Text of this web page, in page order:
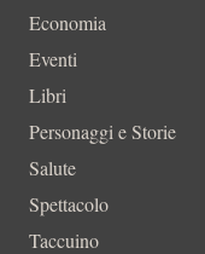
Economia
Eventi
Libri
Personaggi e Storie
Salute
Spettacolo
Taccuino